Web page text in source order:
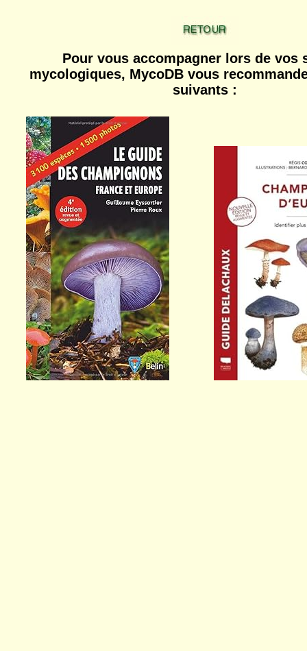
Pour vous accompagner lors de vos
mycologiques, MycoDB vous
suivants :